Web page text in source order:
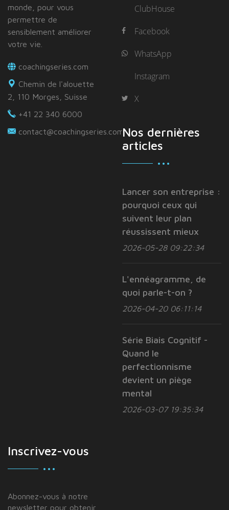
monde, pour vous
permettre de
sensiblement améliorer
votre vie.
coachingseries.com
Chemin de l'alouette
2, 110 Morges, Suisse
+41 22 340 6000
contact@coachingseries.com
ClubHouse
Facebook
WhatsApp
Instagram
X
Nos dernières
articles
Lancer son entreprise :
pourquoi ceux qui
suivent leur plan
réussissent mieux
2026-05-28 09:22:34
L'ennéagramme, de
quoi parle-t-on ?
2026-04-20 06:11:14
Série Biais Cognitif -
Quand le
perfectionnisme
devient un piège
mental
2026-03-07 19:35:34
Inscrivez-vous
Abonnez-vous à notre
newsletter pour obtenir